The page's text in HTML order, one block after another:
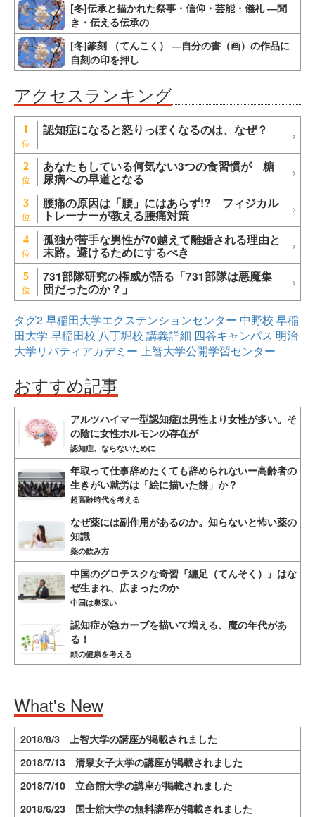
[冬]伝承と描かれた祭事・信仰・芸能・儀礼 ―聞
き・伝える伝承の
[冬]篆刻 （てんこく） ―自分の書（画）の作品に
自刻の印を押し
アクセスランキング
1 認知症になると怒りっぽくなるのは、なぜ？
2 あなたもしている何気ない3つの食習慣が 糖
尿病への早道となる
3 腰痛の原因は「腰」にはあらず!? フィジカル
トレーナーが教える腰痛対策
4 孤独が苦手な男性が70越えて離婚される理由と
末路。避けるためにするべき
5 731部隊研究の権威が語る「731部隊は悪魔集
団だったのか？」
タグ2早稲田大学エクステンションセンター 中野校 早稲
田大学 早稲田校 八丁堀校 講義詳細 四谷キャンパス 明治
大学リバティアカデミー 上智大学公開学習センター
おすすめ記事
アルツハイマー型認知症は男性より女性が多い。そ
の陰に女性ホルモンの存在が
認知症、ならないために
年取って仕事辞めたくても辞められないー高齢者の
生きがい就労は「絵に描いた餅」か？
超高齢時代を考える
なぜ薬には副作用があるのか。知らないと怖い薬の
知識
薬の飲み方
中国のグロテスクな奇習『纏足（てんそく）』はな
ぜ生まれ、広まったのか
中国は奥深い
認知症が急カーブを描いて増える、魔の年代があ
る！
頭の健康を考える
What's New
2018/8/3 上智大学の講座が掲載されました
2018/7/13 清泉女子大学の講座が掲載されました
2018/7/10 立命館大学の講座が掲載されました
2018/6/23 国士舘大学の無料講座が掲載されました